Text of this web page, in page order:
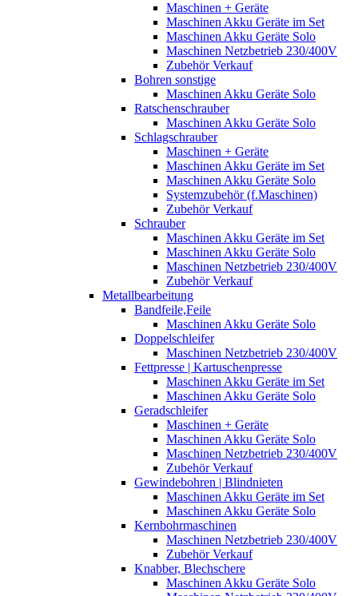
Maschinen + Geräte
Maschinen Akku Geräte im Set
Maschinen Akku Geräte Solo
Maschinen Netzbetrieb 230/400V
Zubehör Verkauf
Bohren sonstige
Maschinen Akku Geräte Solo
Ratschenschrauber
Maschinen Akku Geräte Solo
Schlagschrauber
Maschinen + Geräte
Maschinen Akku Geräte im Set
Maschinen Akku Geräte Solo
Systemzubehör (f.Maschinen)
Zubehör Verkauf
Schrauber
Maschinen Akku Geräte im Set
Maschinen Akku Geräte Solo
Maschinen Netzbetrieb 230/400V
Zubehör Verkauf
Metallbearbeitung
Bandfeile,Feile
Maschinen Akku Geräte Solo
Doppelschleifer
Maschinen Netzbetrieb 230/400V
Fettpresse | Kartuschenpresse
Maschinen Akku Geräte im Set
Maschinen Akku Geräte Solo
Geradschleifer
Maschinen + Geräte
Maschinen Akku Geräte Solo
Maschinen Netzbetrieb 230/400V
Zubehör Verkauf
Gewindebohren | Blindnieten
Maschinen Akku Geräte im Set
Maschinen Akku Geräte Solo
Kernbohrmaschinen
Maschinen Netzbetrieb 230/400V
Zubehör Verkauf
Knabber, Blechschere
Maschinen Akku Geräte Solo